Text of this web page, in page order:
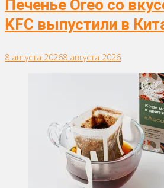
Печенье Oreo со
KFC выпустили в
8 августа 20268 августа 2026